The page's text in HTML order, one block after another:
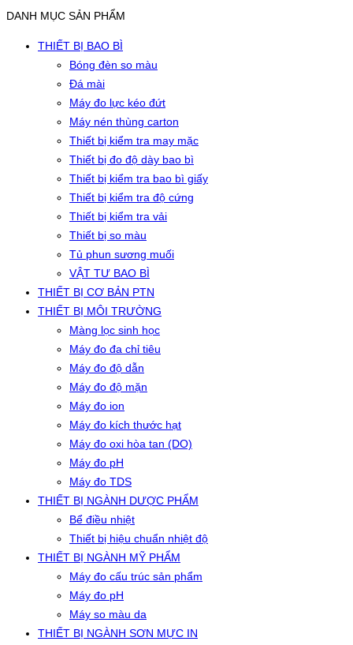
DANH MỤC SẢN PHẨM
THIẾT BỊ BAO BÌ
Bóng đèn so màu
Đá mài
Máy đo lực kéo đứt
Máy nén thùng carton
Thiết bị kiểm tra may mặc
Thiết bị đo độ dày bao bì
Thiết bị kiểm tra bao bì giấy
Thiết bị kiểm tra độ cứng
Thiết bị kiểm tra vải
Thiết bị so màu
Tủ phun sương muối
VẬT TƯ BAO BÌ
THIẾT BỊ CƠ BẢN PTN
THIẾT BỊ MÔI TRƯỜNG
Màng lọc sinh học
Máy đo đa chỉ tiêu
Máy đo độ dẫn
Máy đo độ mặn
Máy đo ion
Máy đo kích thước hạt
Máy đo oxi hòa tan (DO)
Máy đo pH
Máy đo TDS
THIẾT BỊ NGÀNH DƯỢC PHẨM
Bể điều nhiệt
Thiết bị hiệu chuẩn nhiệt độ
THIẾT BỊ NGÀNH MỸ PHẨM
Máy đo cấu trúc sản phẩm
Máy đo pH
Máy so màu da
THIẾT BỊ NGÀNH SƠN MỰC IN